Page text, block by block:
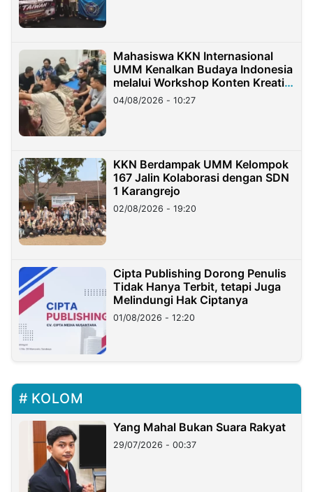
Mahasiswa KKN Internasional
UMM Kenalkan Budaya Indonesia
melalui Workshop Konten Kreatif
di Taiwan
04/08/2026 - 10:27
KKN Berdampak UMM Kelompok
167 Jalin Kolaborasi dengan SDN
1 Karangrejo
02/08/2026 - 19:20
Cipta Publishing Dorong Penulis
Tidak Hanya Terbit, tetapi Juga
Melindungi Hak Ciptanya
01/08/2026 - 12:20
KOLOM
Yang Mahal Bukan Suara Rakyat
29/07/2026 - 00:37